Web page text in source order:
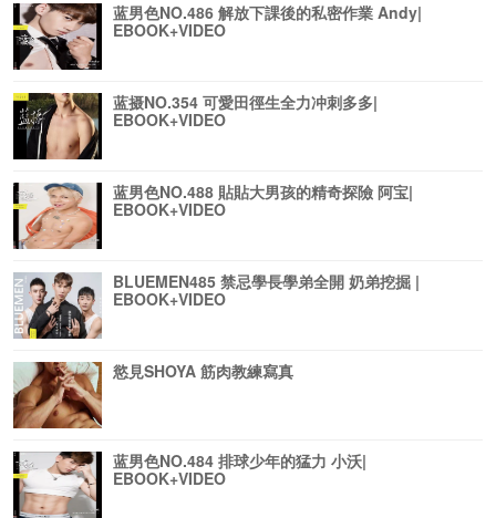
蓝男色NO.486 解放下課後的私密作業 Andy|
EBOOK+VIDEO
蓝摄NO.354 可愛田徑生全力冲刺多多|
EBOOK+VIDEO
蓝男色NO.488 貼貼大男孩的精奇探險 阿宝|
EBOOK+VIDEO
BLUEMEN485 禁忌學長學弟全開 奶弟挖掘 |
EBOOK+VIDEO
慾見SHOYA 筋肉教練寫真
蓝男色NO.484 排球少年的猛力 小沃|
EBOOK+VIDEO